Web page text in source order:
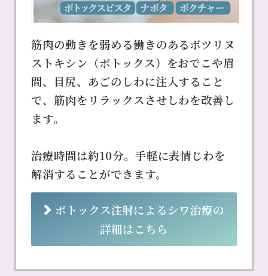
筋肉の動きを弱める働きのあるボツリヌ
ストキシン（ボトックス）をおでこや眉
間、目尻、あごのしわに注入すること
で、筋肉をリラックスさせしわを改善し
ます。
治療時間は約10分。手軽に表情じわを
解消することができます。
ボトックス注射によるシワ治療の
詳細はこちら